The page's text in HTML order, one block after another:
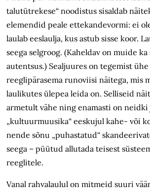
talutütrekese“ noodistus sisaldab
elemendid peale ettekandevormi: ei
laulab eeslaulja, kus astub sisse koor.
seega selgroog. (Kaheldav on muide ka
autentsus.) Sealjuures on tegemist ühe
reeglipärasema runoviisi näitega, mis
laulikutes ülepea leida on. Selliseid
armetult vähe ning enamasti on neidki
„kultuurmuusika“ eeskujul kahe- või
nende sõnu „puhastatud“
seega – püütud allutada teisest
reeglitele.
Vanal rahvalaulul on mitmeid suuri